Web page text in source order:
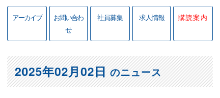
アーカイブ
お問い合わ
せ
社員募集 求人情報 購読案内
2025年02月02日のニュース